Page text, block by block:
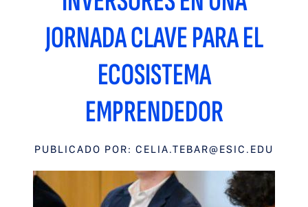
JORNADA CLAVE PARA EL
ECOSISTEMA
EMPRENDEDOR
PUBLICADO POR: CELIA.TEBAR@ESIC.EDU